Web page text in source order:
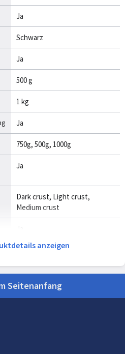
Ja
Schwarz
Ja
500 g
1 kg
Ja
750g, 500g, 1000g
Ja
Dark crust, Light crust,
Medium crust
Ja
Ja
19
anzeigen
Seitenanfang